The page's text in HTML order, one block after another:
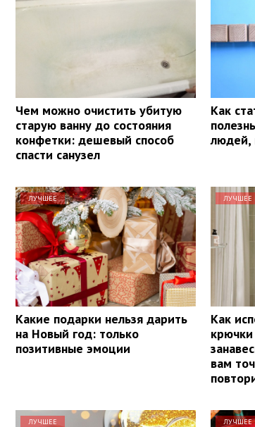
Чем можно очистить убитую
старую ванну до состояния
конфетки: дешевый способ
спасти санузел
Как
людей,
ЛУЧШЕЕ
Какие подарки нельзя дарить
на Новый год: только
позитивные эмоции
ЛУЧШЕЕ
Как
вам
ЛУЧШЕЕ ЛУЧШЕЕ